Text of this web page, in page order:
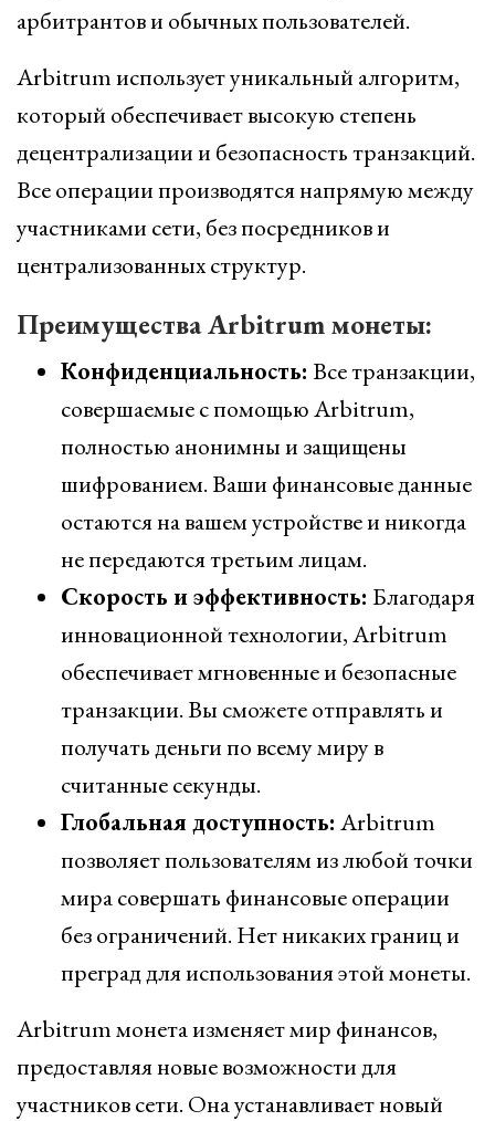
арбитрантов и обычных пользователей.
Arbitrum использует уникальный алгоритм,
который обеспечивает высокую степень
децентрализации и безопасность транзакций.
Все операции производятся напрямую между
участниками сети, без посредников и
централизованных структур.
Преимущества Arbitrum монеты:
Конфиденциальность: Все транзакции,
совершаемые с помощью Arbitrum,
полностью анонимны и защищены
шифрованием. Ваши финансовые данные
остаются на вашем устройстве и никогда
не передаются третьим лицам.
Скорость и эффективность: Благодаря
инновационной технологии, Arbitrum
обеспечивает мгновенные и безопасные
транзакции. Вы сможете отправлять и
получать деньги по всему миру в
считанные секунды.
Глобальная доступность: Arbitrum
позволяет пользователям из любой точки
мира совершать финансовые операции
без ограничений. Нет никаких границ и
преград для использования этой монеты.
Arbitrum монета изменяет мир финансов,
предоставляя новые возможности для
участников сети. Она устанавливает новый